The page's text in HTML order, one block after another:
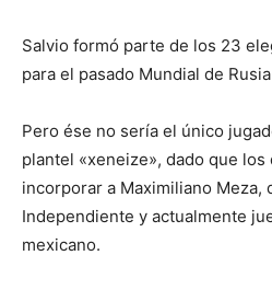
Salvio formó parte de los 23
para el pasado Mundial de
Pero ése no sería el único
plantel «xeneize», dado que
incorporar a Maximiliano Meza,
Independiente y actualmente
mexicano.